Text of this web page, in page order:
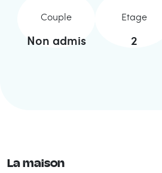
Couple
Non admis
Etage
2
La maison